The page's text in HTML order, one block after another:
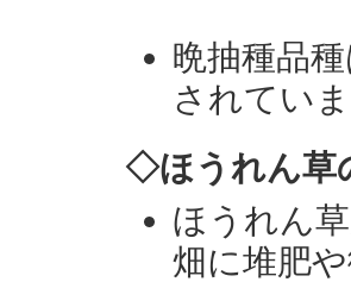
晩抽種品
されてい
◇ほうれん草
ほうれん
畑に堆肥